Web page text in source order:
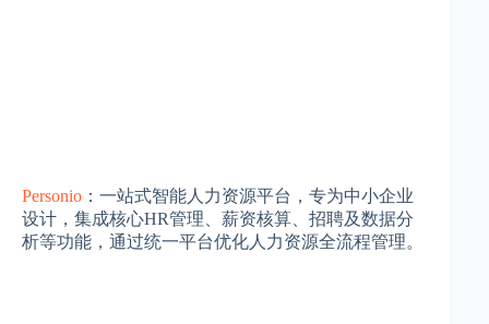
Personio ：一站式智能人力资源平台​​，专为中小企业
设计，集成核心HR管理、薪资核算、招聘及数据分
析等功能，通过统一平台优化人力资源全流程管理。